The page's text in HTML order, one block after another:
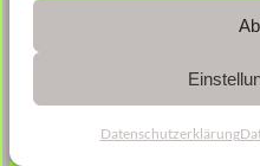
Datenschutzerklärung